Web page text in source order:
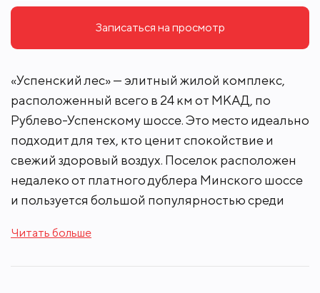
Записаться на просмотр
«Успенский лес» — элитный жилой комплекс,
расположенный всего в 24 км от МКАД, по
Рублево-Успенскому шоссе. Это место идеально
подходит для тех, кто ценит спокойствие и
свежий здоровый воздух. Поселок расположен
недалеко от платного дублера Минского шоссе
и пользуется большой популярностью среди
«Успенский лес» привлекает своей уникальной
Читать больше